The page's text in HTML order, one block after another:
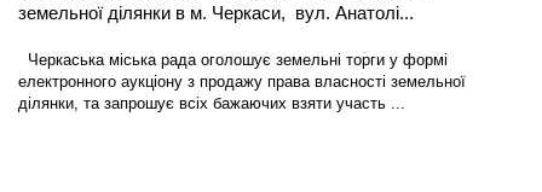
земельної ділянки в м. Черкаси, вул. Анатолі...
Черкаська міська рада оголошує земельні торги у формі
електронного аукціону з продажу права власності земельної
ділянки, та запрошує всіх бажаючих взяти участь ...